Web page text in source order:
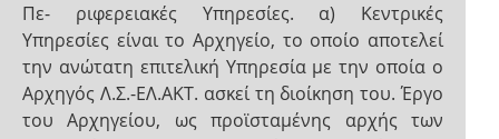
Πε- ριφερειακές Υπηρεσίες. α) Κεντρικές
Υπηρεσίες είναι το Αρχηγείο, το οποίο αποτελεί
την ανώτατη επιτελική Υπηρεσία με την οποία ο
Αρχηγός Λ.Σ.-ΕΛ.ΑΚΤ. ασκεί τη διοίκηση του. Έργο
του Αρχηγείου, ως προϊσταμένης αρχής των